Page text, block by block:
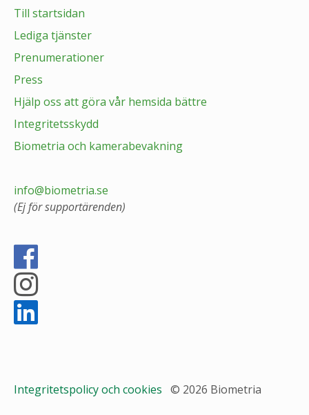
Till startsidan
Lediga tjänster
Prenumerationer
Press
Hjälp oss att göra vår hemsida bättre
Integritetsskydd
Biometria och kamerabevakning
info@biometria.se
(Ej för supportärenden)
Integritetspolicy och cookies © 2026 Biometria